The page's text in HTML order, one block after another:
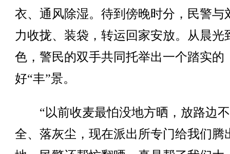
衣、通风除湿。待到傍晚时分，民警与
力收拢、装袋，转运回家安放。从晨光
色，警民的双手共同托举出一个踏实的
好“丰”景。
“以前收麦最怕没地方晒，放路边
全、落灰尘，现在派出所专门给我们腾